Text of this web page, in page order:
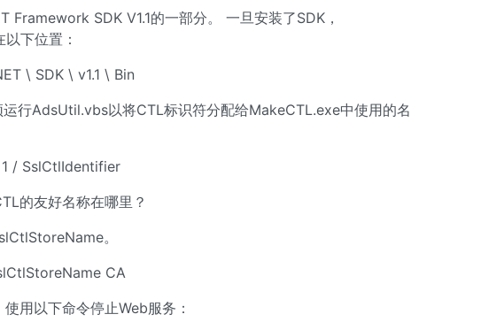
Framework SDK V1.1的一部分。 一旦安装了SDK，
下位置：
\ SDK \ v1.1 \ Bin
行AdsUtil.vbs以将CTL标识符分配给MakeCTL.exe中使用的名
/ SslCtlIdentifier
的友好名称在哪里？
。
CA
用以下命令停止Web服务：